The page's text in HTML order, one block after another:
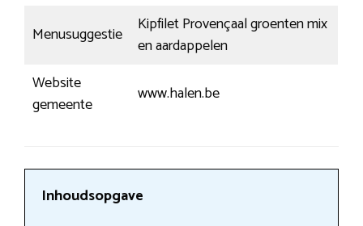
Menusuggestie
Kipfilet Provençaal groenten mix
en aardappelen
Website
gemeente
www.halen.be
Inhoudsopgave